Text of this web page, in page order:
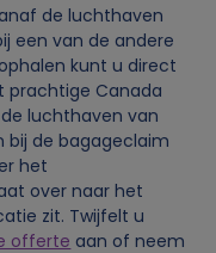
de luchthaven
een van de andere
kunt u direct
prachtige Canada
luchthaven van
bij de bagageclaim
het
over naar het
zit. Twijfelt u
offerte aan of neem